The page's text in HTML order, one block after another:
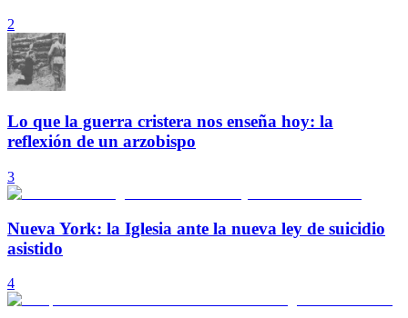
2
Lo que la guerra cristera nos enseña hoy: la
reflexión de un arzobispo
3
Nueva York: la Iglesia ante la nueva ley de suicidio
asistido
4